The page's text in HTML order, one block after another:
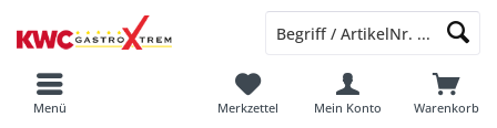
Menü Warenkorb
Merkzettel Mein Konto